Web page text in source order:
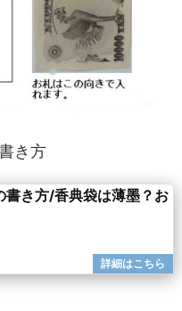
き方
き方/香典袋は薄墨？お